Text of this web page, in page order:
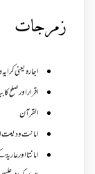
زمرجات
اجارہ یعنی
اقرار اور صلح
القرآن
امانت
امانتا اور